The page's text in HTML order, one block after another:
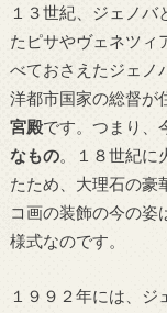
１３世紀、ジェノ
たピサやヴェネツィ
べておさえたジェノ
洋都市国家の総督が
宮殿です。つまり、
なもの。１８世紀に
たため、大理石の豪
コ画の装飾の今の姿
様式なのです。
１９９２年には、